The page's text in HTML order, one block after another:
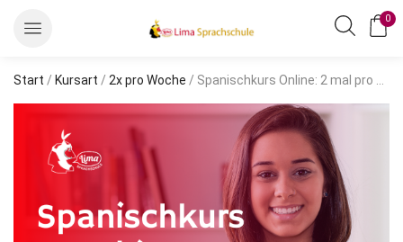
0
Start / Kursart / 2x pro Woche / Spanischkurs Online: 2 mal pro Woche